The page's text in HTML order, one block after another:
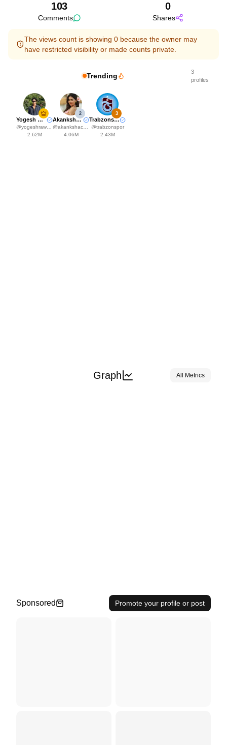
103
Comments
0
Shares
The views count is showing 0 because the owner may
have restricted visibility or made counts private.
Trending
3
profiles
Yogesh Rawat
@yogeshrawat04
2.62M
2
Akanksha Choudhary
@akankshachoudhary_official
4.06M
3
Trabzonspor
@trabzonspor
2.43M
Graph All Metrics
Sponsored Promote your profile or post